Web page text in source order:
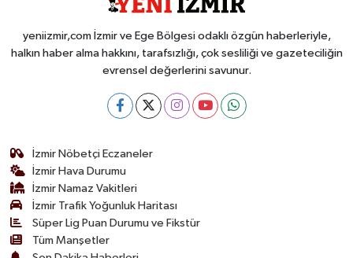
yeniizmir,com İzmir ve Ege Bölgesi odaklı özgün haberleriyle,
halkın haber alma hakkını, tarafsızlığı, çok sesliliği ve gazeteciliğin
evrensel değerlerini savunur.
İzmir Nöbetçi Eczaneler
İzmir Hava Durumu
İzmir Namaz Vakitleri
İzmir Trafik Yoğunluk Haritası
Süper Lig Puan Durumu ve Fikstür
Tüm Manşetler